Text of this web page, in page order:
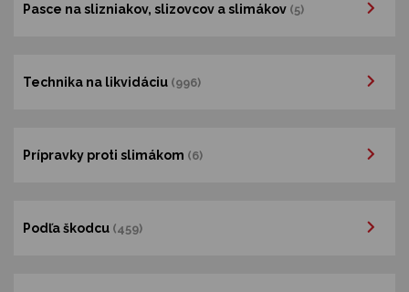
Pasce na slizniakov, slizovcov a slimákov (5)
Technika na likvidáciu (996)
Prípravky proti slimákom (6)
Podľa škodcu (459)